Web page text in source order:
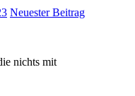
Neuester Beitrag
nichts mit